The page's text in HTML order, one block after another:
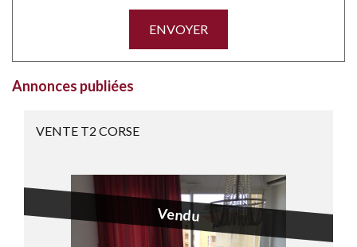
ENVOYER
Annonces publiées
VENTE T2 CORSE
Vendu